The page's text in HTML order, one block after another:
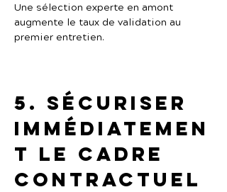
Une sélection experte en amont
augmente le taux de validation au
premier entretien.
5. Sécuriser
immédiatemen
t le cadre
contractuel